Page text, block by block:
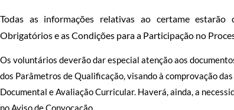
Todas as informações relativas ao certame estarão
Obrigatórios e as Condições para a Participação no
Os voluntários deverão dar especial atenção aos
dos Parâmetros de Qualificação, visando à comprovação
Documental e Avaliação Curricular. Haverá, ainda, a
no Aviso de Convocação.